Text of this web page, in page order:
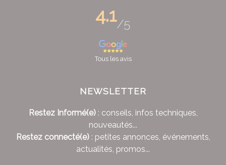
4.1/5
Tous les avis
NEWSLETTER
Restez Informé(e): conseils, infos techniques,
nouveautés...
Restez connecté(e): petites annonces, événements,
actualités, promos...